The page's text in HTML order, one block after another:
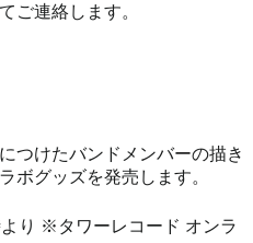
ご連絡します。
つけたバンドメンバーの描き
ボグッズを発売します。
より ※タワーレコード オンラ